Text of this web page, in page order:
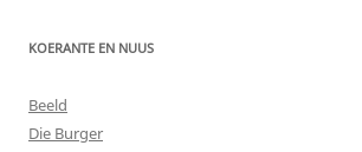
KOERANTE EN NUUS
Beeld
Die Burger